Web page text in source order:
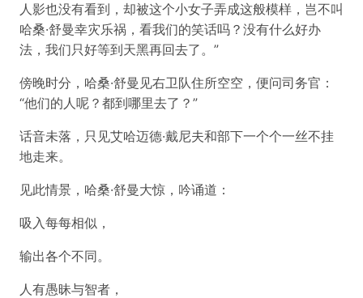
人影也没有看到，却被这个小女子弄成这般模样，岂不叫
哈桑·舒曼幸灾乐祸，看我们的笑话吗？没有什么好办
法，我们只好等到天黑再回去了。”
傍晚时分，哈桑·舒曼见右卫队住所空空，便问司务官：
“他们的人呢？都到哪里去了？”
话音未落，只见艾哈迈德·戴尼夫和部下一个个一丝不挂
地走来。
见此情景，哈桑·舒曼大惊，吟诵道：
吸入每每相似，
输出各个不同。
人有愚昧与智者，